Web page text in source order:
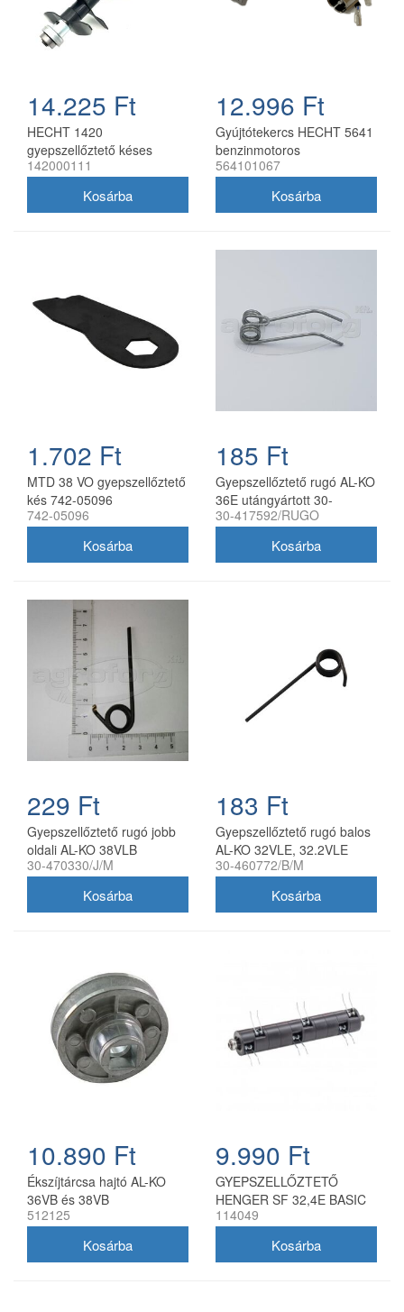
14.225 Ft
HECHT 1420
gyepszellőztető késes
tengely 142000111
142000111
12.996 Ft
Gyújtótekercs HECHT 5641
benzinmotoros
gyepszellőztetőhöz
564101067
1.702 Ft
MTD 38 VO gyepszellőztető
kés 742-05096
742-05096
185 Ft
Gyepszellőztető rugó AL-KO
36E utángyártott 30-
417592/RUGO
30-417592/RUGO
229 Ft
Gyepszellőztető rugó jobb
oldali AL-KO 38VLB
utángyártott
30-470330/J/M
183 Ft
Gyepszellőztető rugó balos
AL-KO 32VLE, 32.2VLE
utángyártott
30-460772/B/M
10.890 Ft
Ékszíjtárcsa hajtó AL-KO
36VB és 38VB
gyepszellőztetőhöz
512125
9.990 Ft
GYEPSZELLŐZTETŐ
HENGER SF 32,4E BASIC
114049